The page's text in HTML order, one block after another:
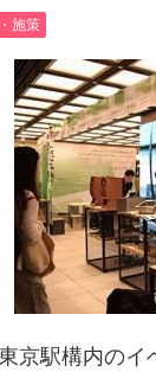
施策
京駅構内の